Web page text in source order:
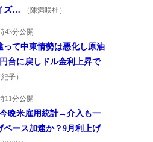
ズ…
（陳満咲杜）
43分公開
って中東情勢は悪化し原油
台に戻しドル金利上昇で
子）
11分公開
今晩米雇用統計→介入も一
ペース加速か？9月利上げ